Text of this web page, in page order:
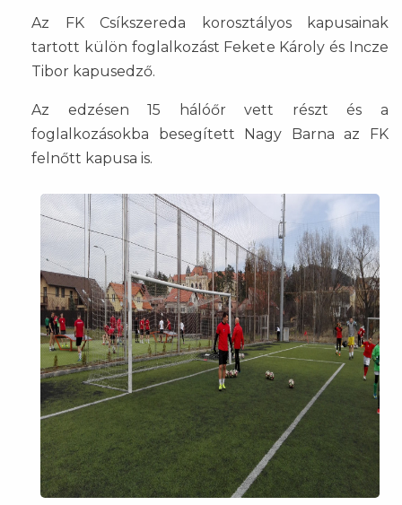
Az FK Csíkszereda korosztályos kapusainak
tartott külön foglalkozást Fekete Károly és Incze
Tibor kapusedző.
Az edzésen 15 hálóőr vett részt és a
foglalkozásokba besegített Nagy Barna az FK
felnőtt kapusa is.